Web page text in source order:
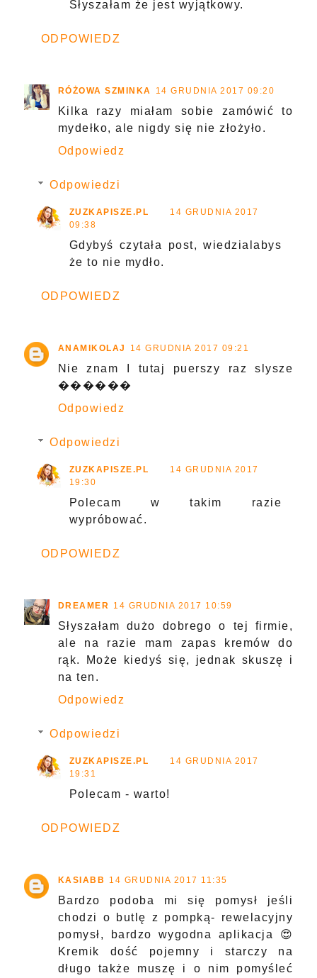
Słyszałam że jest wyjątkowy.
ODPOWIEDZ
RÓŻOWA SZMINKA 14 GRUDNIA 2017 09:20
Kilka razy miałam sobie zamówić to
mydełko, ale nigdy się nie złożyło.
Odpowiedz
Odpowiedzi
ZUZKAPISZE.PL
14 GRUDNIA 2017
09:38
Gdybyś czytała post, wiedzialabys
że to nie mydło.
ODPOWIEDZ
ANAMIKOLAJ 14 GRUDNIA 2017 09:21
Nie znam I tutaj puerszy raz slysze
������
Odpowiedz
Odpowiedzi
ZUZKAPISZE.PL
14 GRUDNIA 2017
19:30
Polecam w takim razie
wypróbować.
ODPOWIEDZ
DREAMER 14 GRUDNIA 2017 10:59
Słyszałam dużo dobrego o tej firmie,
ale na razie mam zapas kremów do
rąk. Może kiedyś się, jednak skuszę i
na ten.
Odpowiedz
Odpowiedzi
ZUZKAPISZE.PL
14 GRUDNIA 2017
19:31
Polecam - warto!
ODPOWIEDZ
KASIABB 14 GRUDNIA 2017 11:35
Bardzo podoba mi się pomysł jeśli
chodzi o butlę z pompką- rewelacyjny
pomysł, bardzo wygodna aplikacja 😍
Kremik dość pojemny i starczy na
długo także muszę i o nim pomyśleć